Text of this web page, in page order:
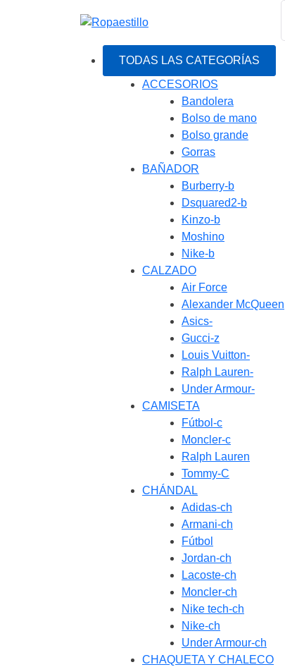
TODAS LAS CATEGORÍAS
ACCESORIOS
Bandolera
Bolso de mano
Bolso grande
Gorras
BAÑADOR
Burberry-b
Dsquared2-b
Kinzo-b
Moshino
Nike-b
CALZADO
Air Force
Alexander McQueen
Asics-
Gucci-z
Louis Vuitton-
Ralph Lauren-
Under Armour-
CAMISETA
Fútbol-c
Moncler-c
Ralph Lauren
Tommy-C
CHÁNDAL
Adidas-ch
Armani-ch
Fútbol
Jordan-ch
Lacoste-ch
Moncler-ch
Nike tech-ch
Nike-ch
Under Armour-ch
CHAQUETA Y CHALECO